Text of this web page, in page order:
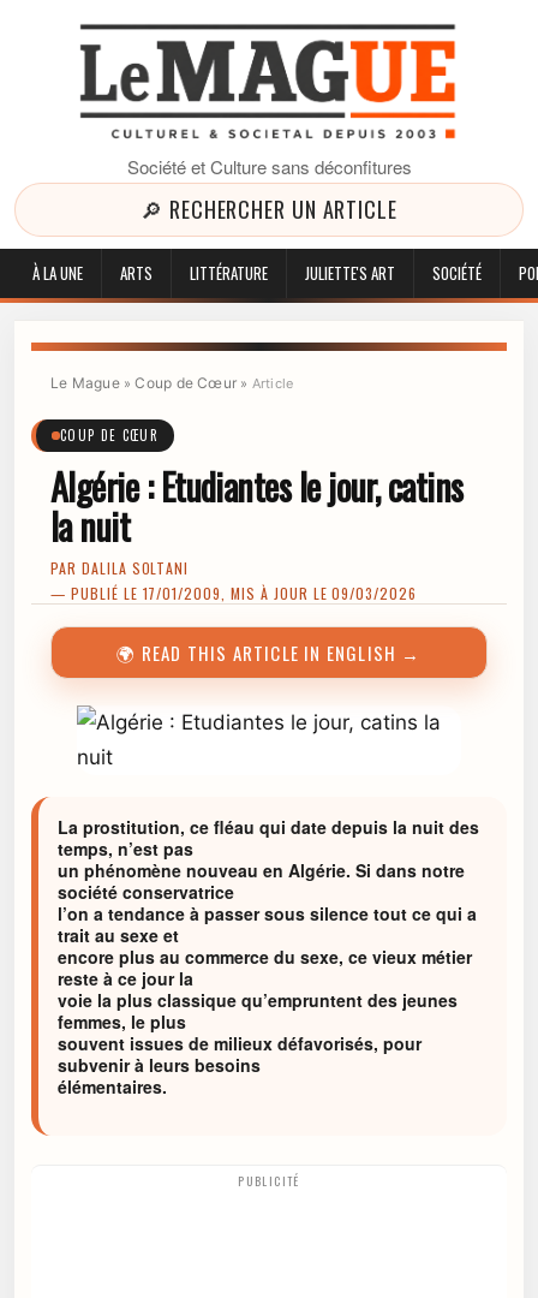
Société et Culture sans déconfitures
🔎 RECHERCHER UN ARTICLE
À LA UNE ARTS LITTÉRATURE JULIETTE'S ART SOCIÉTÉ
Le Mague»Coup de Cœur » Article
COUP DE CŒUR
Algérie : Etudiantes le jour, catins
la nuit
PAR DALILA SOLTANI
— PUBLIÉ LE 17/01/2009, MIS À JOUR LE 09/03/2026
🌍 READ THIS ARTICLE IN ENGLISH →
La prostitution, ce fléau qui date depuis la nuit des
temps, n’est pas
un phénomène nouveau en Algérie. Si dans notre
société conservatrice
l’on a tendance à passer sous silence tout ce qui a
trait au sexe et
encore plus au commerce du sexe, ce vieux métier
reste à ce jour la
voie la plus classique qu’empruntent des jeunes
femmes, le plus
souvent issues de milieux défavorisés, pour
subvenir à leurs besoins
élémentaires.
PUBLICITÉ